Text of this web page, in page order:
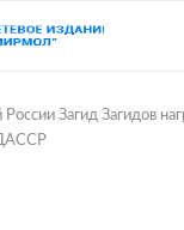
России Загид Загидов